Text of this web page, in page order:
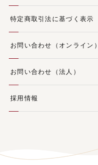
特定商取引法に基づく表示
お問い合わせ（オンライン）
お問い合わせ（法人）
採用情報